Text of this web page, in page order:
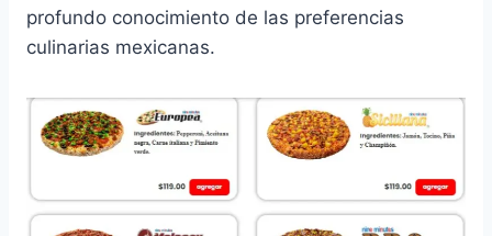
profundo conocimiento de las preferencias
culinarias mexicanas.